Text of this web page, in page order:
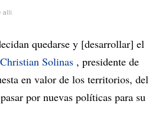
allí.
quedarse y [desarrollar] el
Solinas , presidente de
en valor de los territorios, del
por nuevas políticas para su